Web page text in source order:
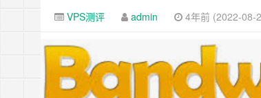
VPS测评 admin 4年前 (2022-08-